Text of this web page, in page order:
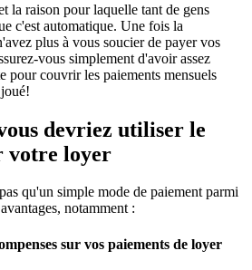
la raison pour laquelle tant de gens
c'est automatique. Une fois la
plus à vous soucier de payer vos
vous simplement d'avoir assez
pour couvrir les paiements mensuels
devriez utiliser le
votre loyer
qu'un simple mode de paiement parmi
notamment :
sur vos paiements de loyer